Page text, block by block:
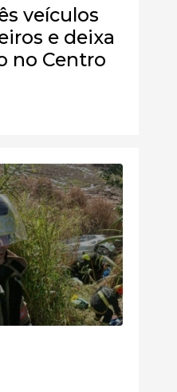
veículos
e deixa
no Centro